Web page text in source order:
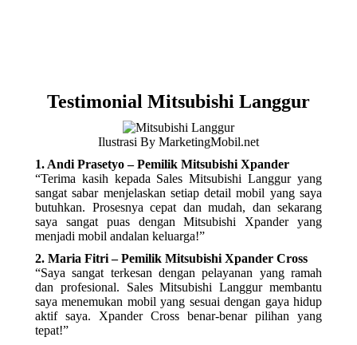
Testimonial Mitsubishi Langgur
Ilustrasi By MarketingMobil.net
1. Andi Prasetyo – Pemilik Mitsubishi Xpander
“Terima kasih kepada Sales Mitsubishi Langgur yang
sangat sabar menjelaskan setiap detail mobil yang saya
butuhkan. Prosesnya cepat dan mudah, dan sekarang
saya sangat puas dengan Mitsubishi Xpander yang
menjadi mobil andalan keluarga!”
2. Maria Fitri – Pemilik Mitsubishi Xpander Cross
“Saya sangat terkesan dengan pelayanan yang ramah
dan profesional. Sales Mitsubishi Langgur membantu
saya menemukan mobil yang sesuai dengan gaya hidup
aktif saya. Xpander Cross benar-benar pilihan yang
tepat!”